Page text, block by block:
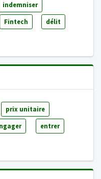
indemniser
Fintech délit
prix unitaire
entrer